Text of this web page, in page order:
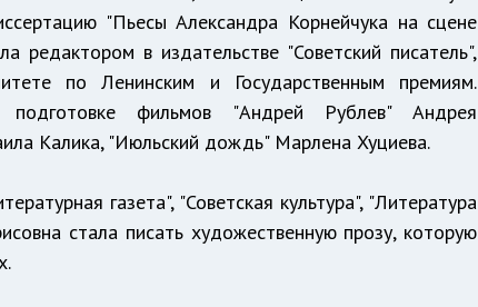
"Пьесы Александра Корнейчука на сцене
редактором в издательстве "Советский писатель",
по Ленинским и Государственным премиям.
подготовке фильмов "Андрей Рублев" Андрея
Калика, "Июльский дождь" Марлена Хуциева.
газета", "Советская культура", "Литература
стала писать художественную прозу, которую